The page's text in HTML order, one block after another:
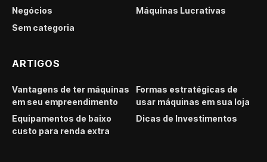
Negócios
Máquinas Lucrativas
Sem categoria
ARTIGOS
Vantagens de ter máquinas
em seu empreendimento
Formas estratégicas de
usar máquinas em sua loja
Equipamentos de baixo
custo para renda extra
Dicas de Investimentos